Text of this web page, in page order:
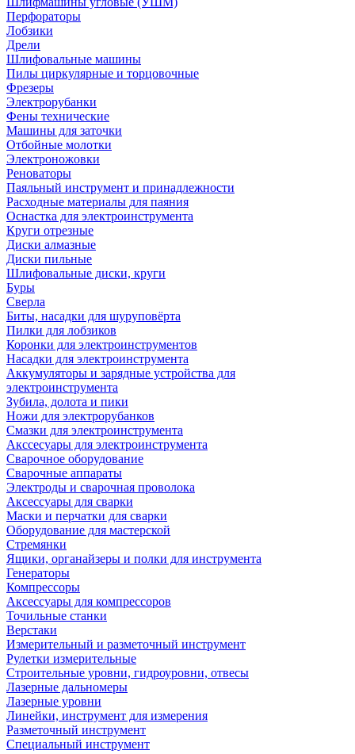
Перфораторы
Лобзики
Дрели
Шлифовальные машины
Пилы циркулярные и торцовочные
Фрезеры
Электрорубанки
Фены технические
Машины для заточки
Отбойные молотки
Электроножовки
Реноваторы
Паяльный инструмент и принадлежности
Расходные материалы для паяния
Оснастка для электроинструмента
Круги отрезные
Диски алмазные
Диски пильные
Шлифовальные диски, круги
Буры
Сверла
Биты, насадки для шуруповёрта
Пилки для лобзиков
Коронки для электроинструментов
Насадки для электроинструмента
Аккумуляторы и зарядные устройства для
электроинструмента
Зубила, долота и пики
Ножи для электрорубанков
Смазки для электроинструмента
Акссесуары для электроинструмента
Сварочное оборудование
Сварочные аппараты
Электроды и сварочная проволока
Аксессуары для сварки
Маски и перчатки для сварки
Оборудование для мастерской
Стремянки
Ящики, органайзеры и полки для инструмента
Генераторы
Компрессоры
Аксессуары для компрессоров
Точильные станки
Верстаки
Измерительный и разметочный инструмент
Рулетки измерительные
Строительные уровни, гидроуровни, отвесы
Лазерные дальномеры
Лазерные уровни
Линейки, инструмент для измерения
Разметочный инструмент
Специальный инструмент